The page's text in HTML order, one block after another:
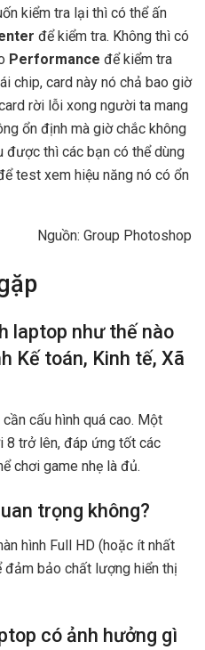
kiểm tra lại thì có thể ấn
để kiểm tra. Không thì có
Performance để kiểm tra
chip, card này nó chả bao giờ
rời lỗi xong người ta mang
ổn định mà giờ chắc không
được thì các bạn có thể dùng
test xem hiệu năng nó có ổn
Nguồn: Group Photoshop
laptop như thế nào
Kế toán, Kinh tế, Xã
cấu hình quá cao. Một
8 trở lên, đáp ứng tốt các
chơi game nhẹ là đủ.
trọng không?
hình Full HD (hoặc ít nhất
đảm bảo chất lượng hiển thị
có ảnh hưởng gì